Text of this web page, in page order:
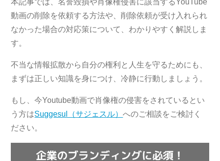
動画の削除を依頼する方法や、削除依頼が受け入れられ
なかった場合の対応策について、わかりやすく解説しま
す。
不当な情報拡散から自分の権利と人生を守るためにも、
まずは正しい知識を身につけ、冷静に行動しましょう。
もし、今Youtube動画で肖像権の侵害をされているとい
う方はSuggesul（サジェスル）へのご相談をご検討く
ださい。